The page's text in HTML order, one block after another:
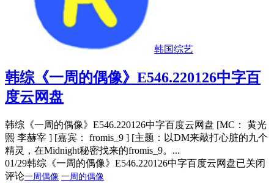
韩国综艺
韩综《一周的偶像》E546.220126中字百
度云网盘
韩综《一周的偶像》E546.220126中字百度云网盘 [MC： 黄光
熙 李赫宰 ] [嘉宾： fromis_9 ] [主题：以DM来敲打心脏的九个
精灵，在Midnight秘密找来的fromis_9。...
01/29韩综《一周的偶像》E546.220126中字百度云网盘已关闭
评论一周偶像 一周的偶像